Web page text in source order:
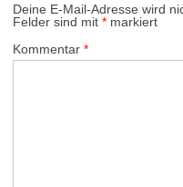
Deine E-Mail-Adresse wird
Felder sind mit * markiert
Kommentar *